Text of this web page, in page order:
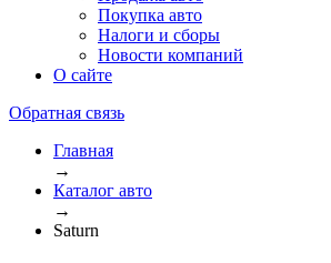
Покупка авто
Налоги и сборы
Новости компаний
О сайте
Обратная связь
Главная
→
Каталог авто
→
Saturn